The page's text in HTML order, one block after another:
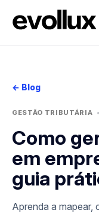
← Blog
GESTÃO TRIBUTÁRIA
Como
em
guia
Aprenda a mapear,